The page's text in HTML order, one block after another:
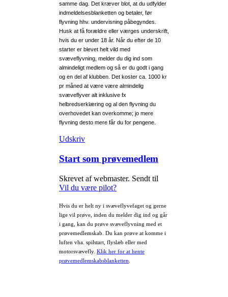
samme dag. Det kræver blot, at du udfylder
indmeldelsesblanketten og betaler, før
flyvning hhv. undervisning påbegyndes.
Husk at få forældre eller værges underskrift,
hvis du er under 18 år. Når du efter de 10
starter er blevet helt vild med
svæveflyvning, melder du dig ind som
almindeligt medlem og så er du godt i gang
og en del af klubben. Det koster ca. 1000 kr
pr måned at være være almindelig
svæveflyver alt inklusive fx
helbredserklæring og al den flyvning du
overhovedet kan overkomme; jo mere
flyvning desto mere får du for pengene.
Udskriv
Start som prøvemedlem
Skrevet af webmaster. Sendt til
Vil du være pilot?
Hvis du er helt ny i svæveflyvefaget og gerne
lige vil prøve, inden du melder dig ind og går
i gang, kan du prøve svæveflyvning med et
prøvemedlemskab. Du kan prøve at komme i
luften vha. spilstart, flyslæb eller med
motorsvævefly. Klik her for at hente
prøvemedlemskabsblanketten